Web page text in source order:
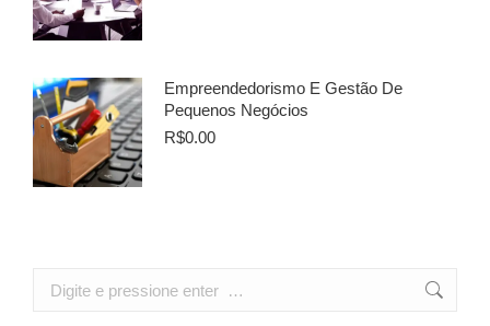
Empreendedorismo E Gestão De
Pequenos Negócios
R$0.00
Search: